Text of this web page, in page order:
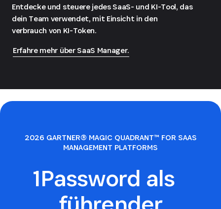
Entdecke und steuere jedes SaaS- und KI-Tool, das
dein Team verwendet, mit Einsicht in den
verbrauch von KI-Token.
Erfahre mehr über SaaS Manager.
2026 GARTNER® MAGIC QUADRANT™ FOR SAAS
MANAGEMENT PLATFORMS
1Password als